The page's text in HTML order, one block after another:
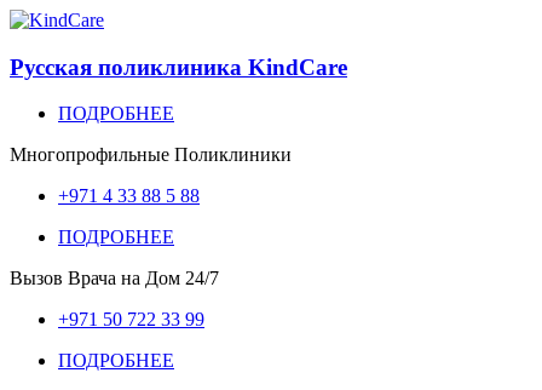
Русская поликлиника KindCare
ПОДРОБНЕЕ
Многопрофильные Поликлиники
+971 4 33 88 5 88
ПОДРОБНЕЕ
Вызов Врача на Дом 24/7
+971 50 722 33 99
ПОДРОБНЕЕ